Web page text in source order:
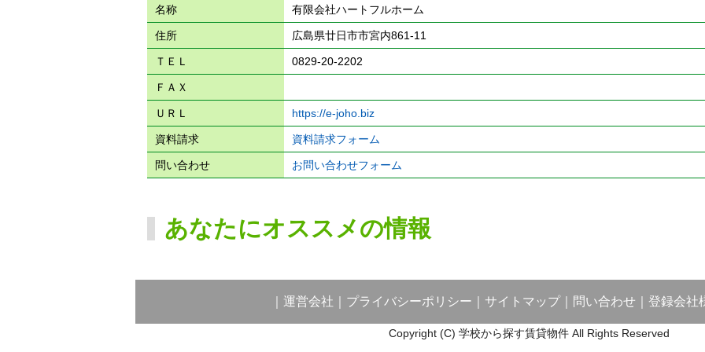
名称 有限会社ハートフルホーム
住所 広島県廿日市市宮内861-11
ＴＥＬ 0829-20-2202
ＦＡＸ
ＵＲＬ https://e-joho.biz
資料請求 資料請求フォーム
問い合わせ お問い合わせフォーム
あなたにオススメの情報
運営会社 プライバシーポリシー サイトマップ｜ 問い合わせ 登録会社
Copyright (C) 学校から探す賃貸物件 All Rights Reserved